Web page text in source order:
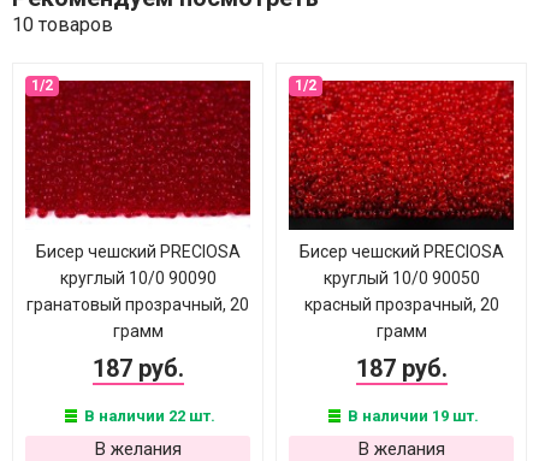
10 товаров
Бисер чешский PRECIOSA
круглый 10/0 90090
гранатовый прозрачный, 20
грамм
187 руб.
В наличии 22 шт.
В желания
Бисер чешский PRECIOSA
круглый 10/0 90050
красный прозрачный, 20
грамм
187 руб.
В наличии 19 шт.
В желания